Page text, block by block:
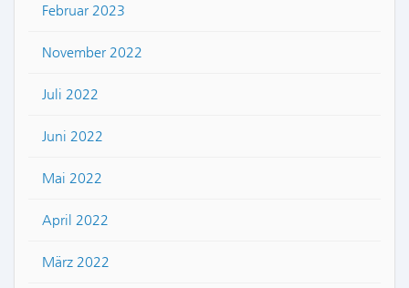
Februar 2023
November 2022
Juli 2022
Juni 2022
Mai 2022
April 2022
März 2022